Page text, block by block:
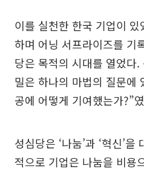
이를 실천한 한국 기업이
하며 어닝 서프라이즈를 기
당은 목적의 시대를 열었다
밀은 하나의 마법의 질문에
공에 어떻게 기여했는가?”
성심당은 ‘나눔’과 ‘혁신’
적으로 기업은 나눔을 비용